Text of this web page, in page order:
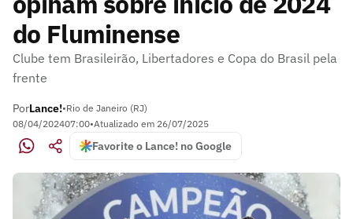
do Fluminense
Clube tem Brasileirão, Libertadores e Copa do Brasil pela
frente
PorLance!•Rio de Janeiro (RJ)
08/04/202407:00•Atualizado em 26/07/2025
Favorite o Lance! no Google